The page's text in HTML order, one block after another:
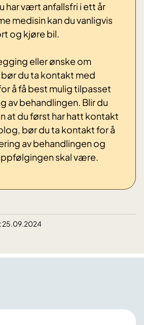
har vært anfallsfri i ett år
medisin kan du vanligvis
og kjøre bil.
eller ønske om
du ta kontakt med
å få best mulig tilpasset
av behandlingen. Blir du
at du først har hatt kontakt
bør du ta kontakt for å
av behandlingen og
skal være.
25.09.2024